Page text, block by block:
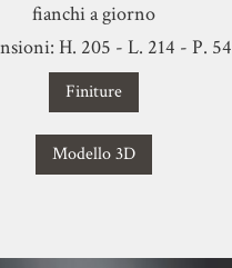
fianchi a giorno
H. 205 - L. 214 - P. 54
Finiture
Modello 3D